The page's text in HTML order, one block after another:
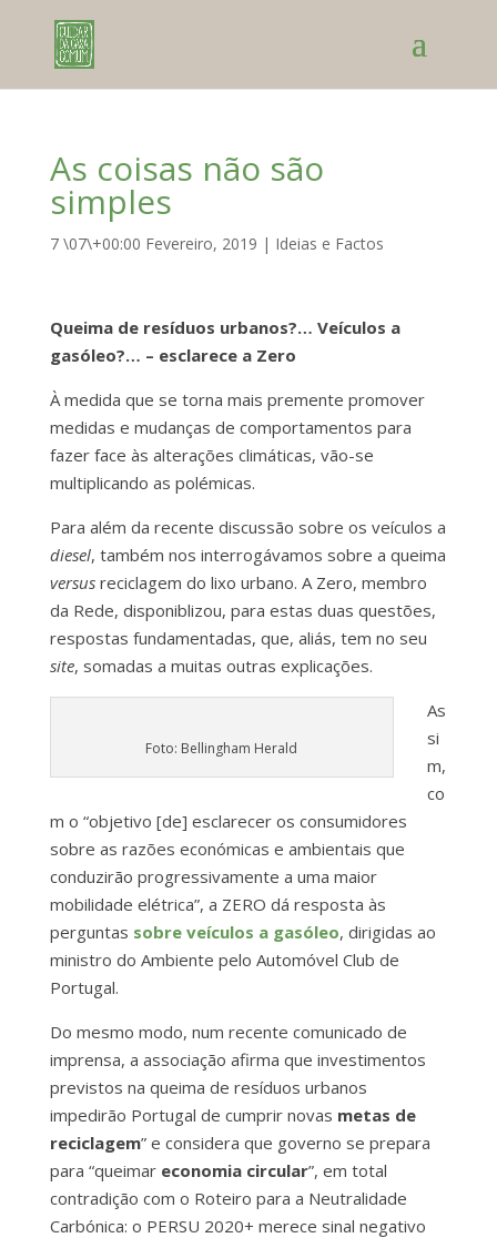
As coisas não são
simples
7 \07\+00:00 Fevereiro, 2019 | Ideias e Factos
Queima de resíduos urbanos?… Veículos a
gasóleo?… – esclarece a Zero
À medida que se torna mais premente promover
medidas e mudanças de comportamentos para
fazer face às alterações climáticas, vão-se
multiplicando as polémicas.
Para além da recente discussão sobre os veículos a
diesel, também nos interrogávamos sobre a queima
versusreciclagem do lixo urbano. A Zero, membro
da Rede, disponiblizou, para estas duas questões,
respostas fundamentadas, que, aliás, tem no seu
site, somadas a muitas outras explicações.
Foto: Bellingham Herald
As
si
m,
co
m o “objetivo [de] esclarecer os consumidores
sobre as razões económicas e ambientais que
conduzirão progressivamente a uma maior
mobilidade elétrica”, a ZERO dá resposta às
perguntas sobre veículos a gasóleo, dirigidas ao
ministro do Ambiente pelo Automóvel Club de
Portugal.
Do mesmo modo, num recente comunicado de
imprensa, a associação afirma que investimentos
previstos na queima de resíduos urbanos
impedirão Portugal de cumprir novas metas de
reciclagem” e considera que governo se prepara
para “queimar economia circular”, em total
contradição com o Roteiro para a Neutralidade
Carbónica: o PERSU 2020+ merece sinal negativo